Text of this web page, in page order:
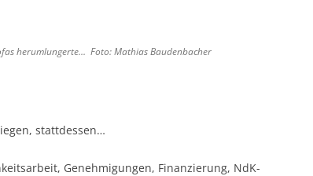
herumlungerte… Foto: Mathias Baudenbacher
stattdessen…
Genehmigungen, Finanzierung, NdK-